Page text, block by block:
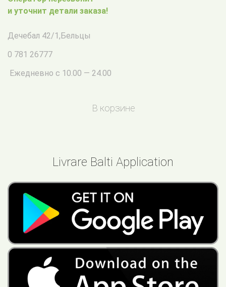
и уточнит детали заказа!
Дечебал 42/1,Бельцы
0 781 26777
Ежедневно с 10.00 — 24.00
В корзине
Livrare Balti Application